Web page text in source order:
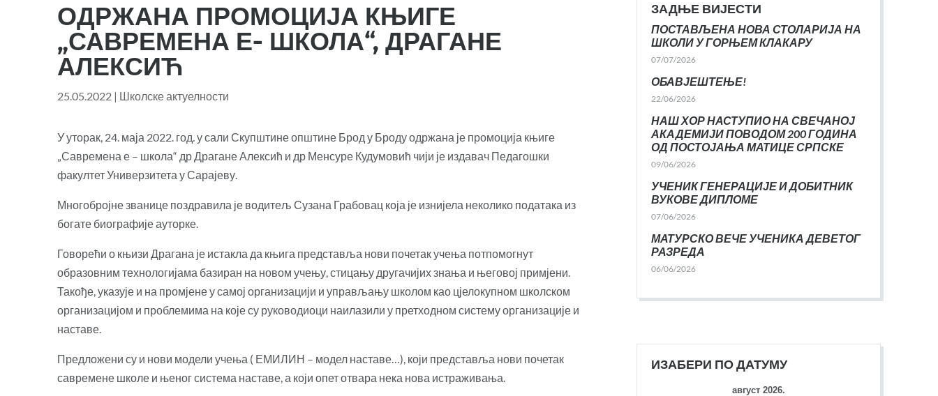
ОДРЖАНА ПРОМОЦИЈА КЊИГЕ
„САВРЕМЕНА Е- ШКОЛА“, ДРАГАНЕ
АЛЕКСИЋ
25.05.2022 | Школске актуелности
У уторак, 24. маја 2022. год. у сали Скупштине општине Брод у Броду одржана је промоција књиге
„Савремена е – школа“ др Драгане Алексић и др Менсуре Кудумовић чији је издавач Педагошки
факултет Универзитета у Сарајеву.
Многобројне званице поздравила је водитељ Сузана Грабовац која је изнијела неколико података из
богате биографије ауторке.
Говорећи о књизи Драгана је истакла да књига представља нови почетак учења потпомогнут
образовним технологијама базиран на новом учењу, стицању другачијих знања и његовој примјени.
Такође, указује и на промјене у самој организацији и управљању школом као цјелокупном школском
организацијом и проблемима на које су руководиоци наилазили у претходном систему организације и
наставе.
Предложени су и нови модели учења ( ЕМИЛИН – модел наставе…), који представља нови почетак
савремене школе и њеног система наставе, а који опет отвара нека нова истраживања.
ЗАДЊЕ ВИЈЕСТИ
ПОСТАВЉЕНА НОВА СТОЛАРИЈА НА
ШКОЛИ У ГОРЊЕМ КЛАКАРУ
07/07/2026
ОБАВЈЕШТЕЊЕ!
22/06/2026
НАШ ХОР НАСТУПИО НА СВЕЧАНОЈ
АКАДЕМИЈИ ПОВОДОМ 200 ГОДИНА
ОД ПОСТОЈАЊА МАТИЦЕ СРПСКЕ
09/06/2026
УЧЕНИК ГЕНЕРАЦИЈЕ И ДОБИТНИК
ВУКОВЕ ДИПЛОМЕ
07/06/2026
МАТУРСКО ВЕЧЕ УЧЕНИКА ДЕВЕТОГ
РАЗРЕДА
06/06/2026
ИЗАБЕРИ ПО ДАТУМУ
август 2026.